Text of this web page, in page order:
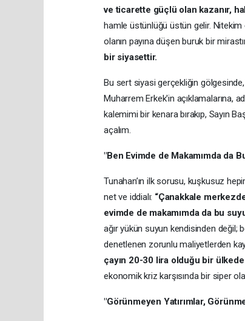
ve ticarette güçlü olan kazanır,
hamle üstünlüğü üstün gelir. Nitekim
olanın payına düşen buruk bir
bir siyasettir.
Bu sert siyasi gerçekliğin gölgesinde,
Muharrem Erkek'in açıklamalarına,
kalemimi bir kenara bırakıp, Sayın
açalım.
"Ben Evimde de Makamımda da
Tunahan’ın ilk sorusu, kuşkusuz
net ve iddialı: “Çanakkale
evimde de makamımda da bu
ağır yükün suyun kendisinden değil;
denetlenen zorunlu maliyetlerden
çayın 20-30 lira olduğu bir
ekonomik kriz karşısında bir siper
"Görünmeyen Yatırımlar,